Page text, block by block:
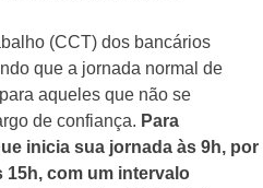
(CCT) dos bancários
que a jornada normal de
aqueles que não se
de confiança. Para
inicia sua jornada às 9h, por
15h, com um intervalo